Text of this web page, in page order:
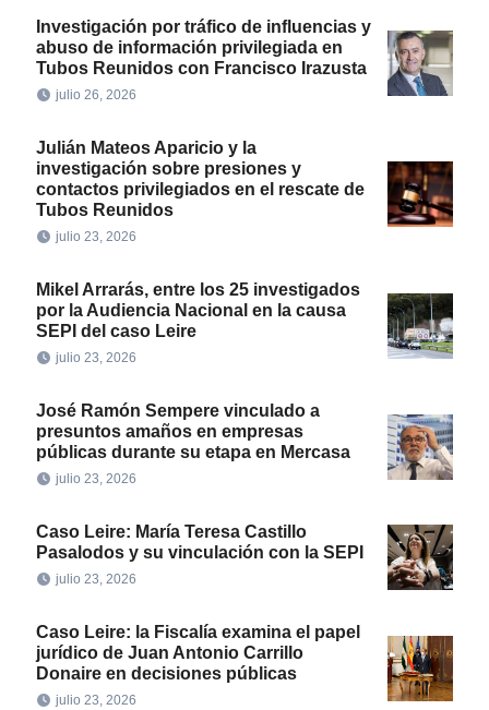
Investigación por tráfico de influencias y
abuso de información privilegiada en
Tubos Reunidos con Francisco Irazusta
julio 26, 2026
Julián Mateos Aparicio y la
investigación sobre presiones y
contactos privilegiados en el rescate de
Tubos Reunidos
julio 23, 2026
Mikel Arrarás, entre los 25 investigados
por la Audiencia Nacional en la causa
SEPI del caso Leire
julio 23, 2026
José Ramón Sempere vinculado a
presuntos amaños en empresas
públicas durante su etapa en Mercasa
julio 23, 2026
Caso Leire: María Teresa Castillo
Pasalodos y su vinculación con la SEPI
julio 23, 2026
Caso Leire: la Fiscalía examina el papel
jurídico de Juan Antonio Carrillo
Donaire en decisiones públicas
julio 23, 2026